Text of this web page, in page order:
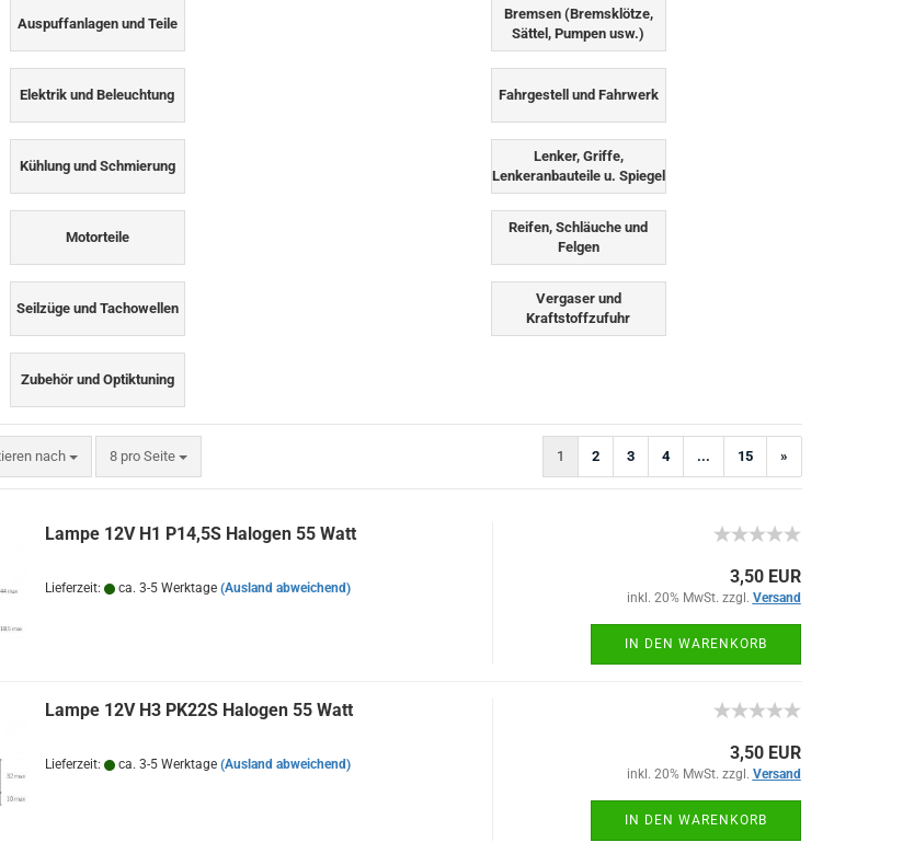
Auspuffanlagen und Teile
Bremsen (Bremsklötze,
Sättel, Pumpen usw.)
Elektrik und Beleuchtung Fahrgestell und Fahrwerk
Kühlung und Schmierung
Lenker, Griffe,
Lenkeranbauteile u. Spiegel
Motorteile
Reifen, Schläuche und
Felgen
Seilzüge und Tachowellen
Vergaser und
Kraftstoffzufuhr
Zubehör und Optiktuning
nach
nach 8 pro Seite
pro Seite 1 2 3 4 ... 15 »
Lampe 12V H1 P14,5S Halogen 55 Watt
Lieferzeit: ca. 3-5 Werktage (Ausland abweichend)
3,50 EUR
inkl. 20% MwSt. zzgl. Versand
IN DEN WARENKORB
Lampe 12V H3 PK22S Halogen 55 Watt
Lieferzeit: ca. 3-5 Werktage (Ausland abweichend)
3,50 EUR
inkl. 20% MwSt. zzgl. Versand
IN DEN WARENKORB